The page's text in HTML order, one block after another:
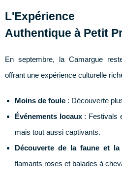
L'Expérience
Authentique à Petit
En septembre, la Camargue
offrant une expérience culturelle
Moins de foule : Découverte
Événements locaux: Festivals
mais tout aussi captivants.
Découverte de la faune et
flamants roses et balades à